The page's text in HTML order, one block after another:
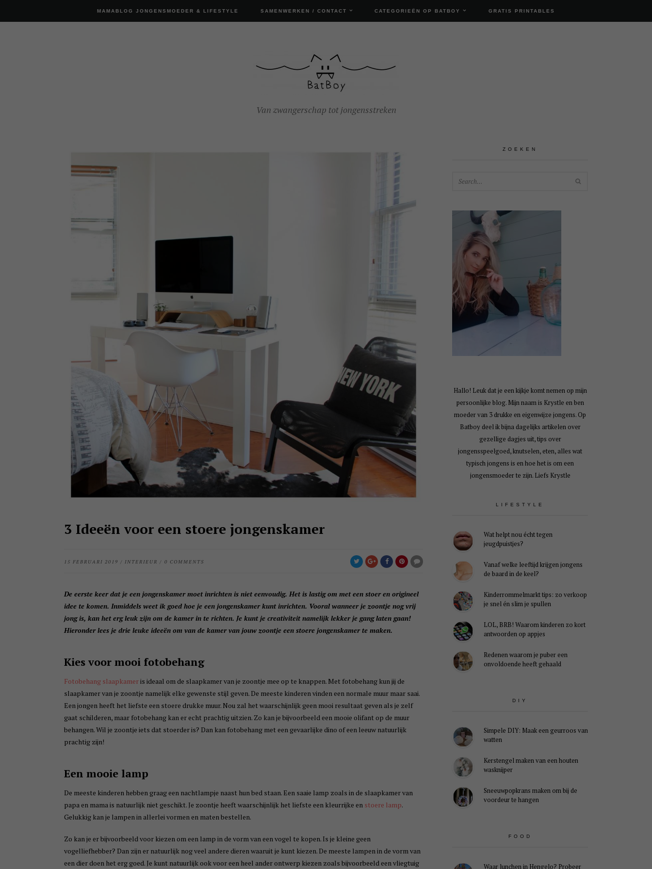
MAMABLOG JONGENSMOEDER & LIFESTYLE SAMENWERKEN / CONTACT CATEGORIEËN OP BATBOY GRATIS PRINTABLES
Van zwangerschap tot jongensstreken
3 Ideeën voor een stoere jongenskamer
15 FEBRUARI 2019 / INTERIEUR / 0 COMMENTS
De eerste keer dat je een jongenskamer moet inrichten is niet eenvoudig. Het is lastig om met een stoer en origineel
idee te komen. Inmiddels weet ik goed hoe je een jongenskamer kunt inrichten. Vooral wanneer je zoontje nog vrij
jong is, kan het erg leuk zijn om de kamer in te richten. Je kunt je creativiteit namelijk lekker je gang laten gaan!
Hieronder lees je drie leuke ideeën om van de kamer van jouw zoontje een stoere jongenskamer te maken.
Kies voor mooi fotobehang
Fotobehang slaapkameris ideaal om de slaapkamer van je zoontje mee op te knappen. Met fotobehang kun jij de
slaapkamer van je zoontje namelijk elke gewenste stijl geven. De meeste kinderen vinden een normale muur maar saai.
Een jongen heeft het liefste een stoere drukke muur. Nou zal het waarschijnlijk geen mooi resultaat geven als je zelf
gaat schilderen, maar fotobehang kan er echt prachtig uitzien. Zo kan je bijvoorbeeld een mooie olifant op de muur
behangen. Wil je zoontje iets dat stoerder is? Dan kan fotobehang met een gevaarlijke dino of een leeuw natuurlijk
prachtig zijn!
Een mooie lamp
De meeste kinderen hebben graag een nachtlampje naast hun bed staan. Een saaie lamp zoals in de slaapkamer van
papa en mama is natuurlijk niet geschikt. Je zoontje heeft waarschijnlijk het liefste een kleurrijke en stoere lamp.
Gelukkig kan je lampen in allerlei vormen en maten bestellen.
Zo kan je er bijvoorbeeld voor kiezen om een lamp in de vorm van een vogel te kopen. Is je kleine geen
vogelliefhebber? Dan zijn er natuurlijk nog veel andere dieren waaruit je kunt kiezen. De meeste lampen in de vorm van
een dier doen het erg goed. Je kunt natuurlijk ook voor een heel ander ontwerp kiezen zoals bijvoorbeeld een vliegtuig
ZOEKEN
Hallo! Leuk dat je een kijkje komt nemen op mijn
persoonlijke blog. Mijn naam is Krystle en ben
moeder van 3 drukke en eigenwijze jongens. Op
Batboy deel ik bijna dagelijks artikelen over
gezellige dagjes uit, tips over
jongensspeelgoed, knutselen, eten, alles wat
typisch jongens is en hoe het is om een
jongensmoeder te zijn. Liefs Krystle
LIFESTYLE
Wat helpt nou écht tegen
jeugdpuistjes?
Vanaf welke leeftijd krijgen jongens
de baard in de keel?
Kinderrommelmarkt tips: zo verkoop
je snel én slim je spullen
LOL, BRB! Waarom kinderen zo kort
antwoorden op appjes
Redenen waarom je puber een
onvoldoende heeft gehaald
DIY
Simpele DIY: Maak een geurroos van
watten
Kerstengel maken van een houten
wasknijper
Sneeuwpopkrans maken om bij de
voordeur te hangen
FOOD
Waar lunchen in Hengelo? Probeer